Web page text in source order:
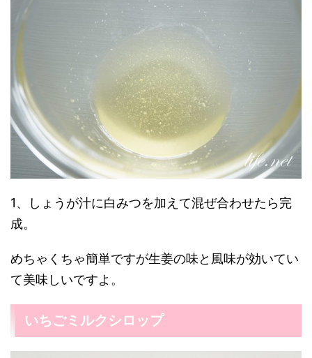
1、しょうが汁に白みつを加えて混ぜ合わせたら完
成。
めちゃくちゃ簡単ですが生姜の味と風味が効いてい
て美味しいですよ。
いちごミルクシロップ